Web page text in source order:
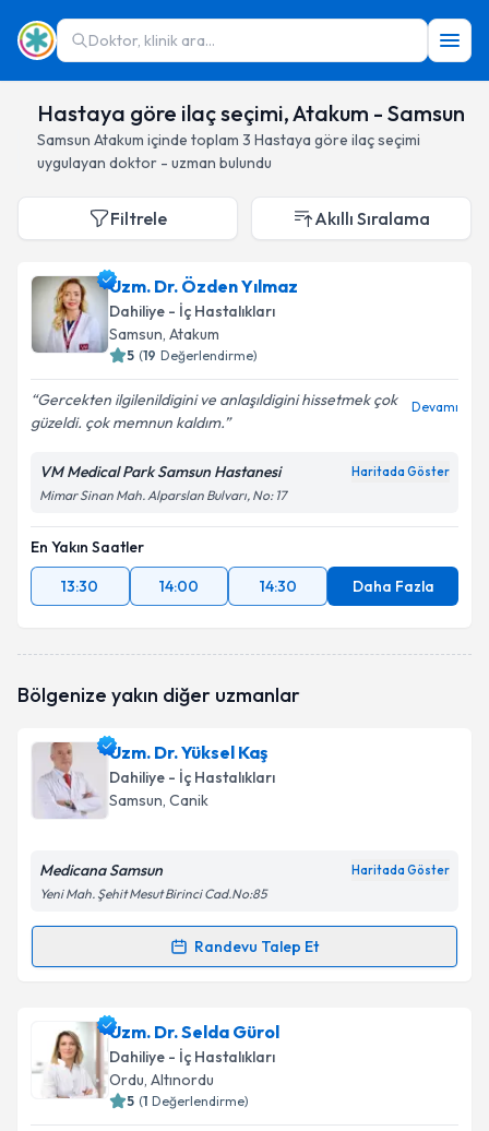
Doktor, klinik ara...
Hastaya göre ilaç seçimi, Atakum - Samsun
Samsun Atakum içinde toplam 3 Hastaya göre ilaç seçimi
uygulayan doktor - uzman bulundu
Filtrele Akıllı Sıralama
Uzm. Dr. Özden Yılmaz
Dahiliye - İç Hastalıkları
Samsun, Atakum
5 (19 Değerlendirme)
Gercekten ilgilenildigini ve anlaşıldigini hissetmek çok
güzeldi. çok memnun kaldım.
Devamı
VM Medical Park Samsun Hastanesi Haritada Göster
Mimar Sinan Mah. Alparslan Bulvarı, No: 17
En Yakın Saatler
13:30
14:00 14:30 Daha Fazla
Bölgenize yakın diğer uzmanlar
Uzm. Dr. Yüksel Kaş
Dahiliye - İç Hastalıkları
Samsun, Canik
Medicana Samsun Haritada Göster
Yeni Mah. Şehit Mesut Birinci Cad.No:85
Randevu Talep Et
Randevu Takvimi Talebi
Uzm. Dr. Yüksel Kaşiçin randevu takvimi talebi
oluşturun. Size bu uzmandan randevu almanız için bir
takvim hazırlandığında e-posta ile bilgilendireceğiz.
Uzm. Dr. Selda Gürol
Dahiliye - İç Hastalıkları
Ordu, Altınordu
5 (1 Değerlendirme)